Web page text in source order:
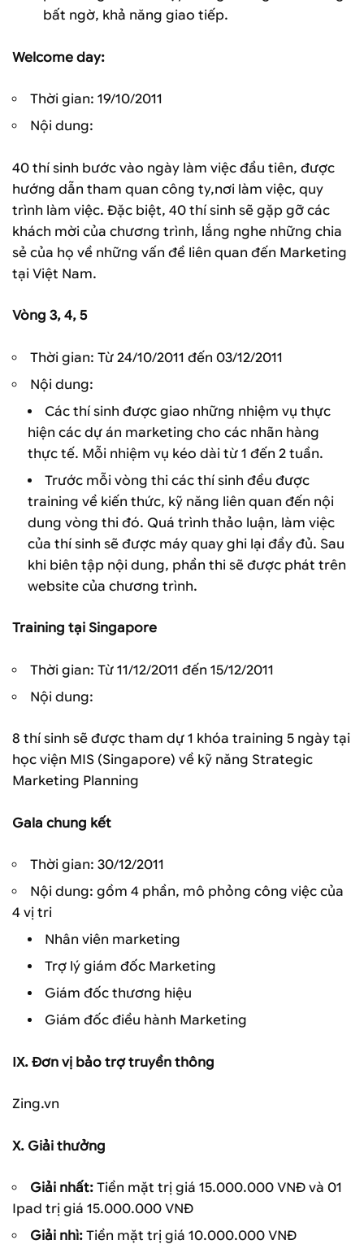
bất ngờ, khả năng giao tiếp.
Welcome day:
Thời gian: 19/10/2011
Nội dung:
40 thí sinh bước vào ngày làm việc đầu tiên, được
hướng dẫn tham quan công ty,nơi làm việc, quy
trình làm việc. Đặc biệt, 40 thí sinh sẽ gặp gỡ các
khách mời của chương trình, lắng nghe những chia
sẻ của họ về những vấn đề liên quan đến Marketing
tại Việt Nam.
Vòng 3, 4, 5
Thời gian: Từ 24/10/2011 đến 03/12/2011
Nội dung:
Các thí sinh được giao những nhiệm vụ thực
hiện các dự án marketing cho các nhãn hàng
thực tế. Mỗi nhiệm vụ kéo dài từ 1 đến 2 tuần.
Trước mỗi vòng thi các thí sinh đều được
training về kiến thức, kỹ năng liên quan đến nội
dung vòng thi đó. Quá trình thảo luận, làm việc
của thí sinh sẽ được máy quay ghi lại đầy đủ. Sau
khi biên tập nội dung, phần thi sẽ được phát trên
website của chương trình.
Training tại Singapore
Thời gian: Từ 11/12/2011 đến 15/12/2011
Nội dung:
8 thí sinh sẽ được tham dự 1 khóa training 5 ngày tại
học viện MIS (Singapore) về kỹ năng Strategic
Marketing Planning
Gala chung kết
Thời gian: 30/12/2011
Nội dung: gồm 4 phần, mô phỏng công việc của
4 vị tri
Nhân viên marketing
Trợ lý giám đốc Marketing
Giám đốc thương hiệu
Giám đốc điều hành Marketing
IX. Đơn vị bảo trợ truyền thông
Zing.vn
X. Giải thưởng
Giải nhất: Tiền mặt trị giá 15.000.000 VNĐ và 01
Ipad trị giá 15.000.000 VNĐ
Giải nhì: Tiền mặt trị giá 10.000.000 VNĐ